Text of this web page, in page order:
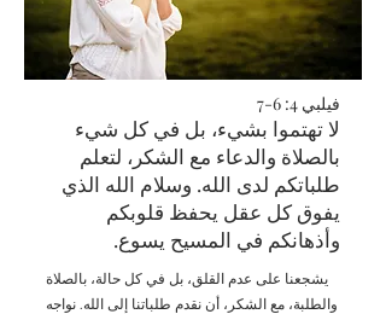
فيلبي 4: 6-7
لا تهتموا بشيء، بل في كل شيء
بالصلاة والدعاء مع الشكر، لتعلم
طلباتكم لدى الله. وسلام الله الذي
يفوق كل عقل يحفظ قلوبكم
وأذهانكم في المسيح يسوع.
يشجعنا على عدم القلق، بل في كل حالة، بالصلاة
والطلبة، مع الشكر، أن نقدم طلباتنا إلى الله. نواجه